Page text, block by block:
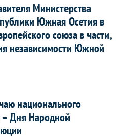
Министерства
Южная Осетия в
союза в части,
независимости Южной
национального
– Дня Народной